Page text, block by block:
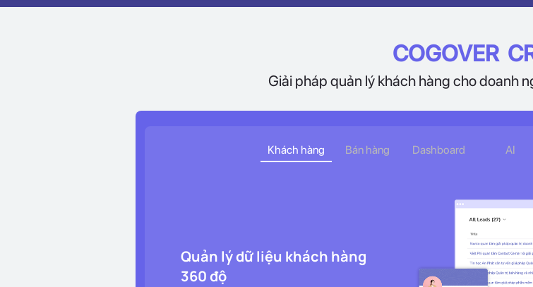
COGOVER
Giải pháp quản lý khách hàng cho doanh
AI
Khách hàng Dashboard
Bán hàng
Quản lý dữ liệu khách hàng
360 độ